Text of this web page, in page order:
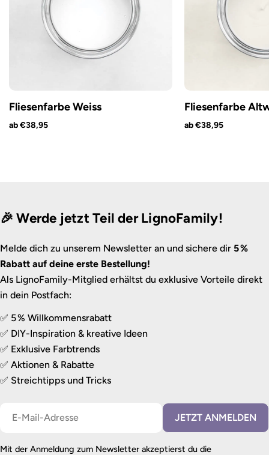
Fliesenfarbe Weiss
ab €38,95
Fliesenfarbe
ab €38,95
🎉 Werde jetzt Teil der LignoFamily!
Melde dich zu unserem Newsletter an und sichere dir 5 %
Rabatt auf deine erste Bestellung!
Als LignoFamily-Mitglied erhältst du exklusive Vorteile direkt
in dein Postfach:
✅ 5 % Willkommensrabatt
✅ DIY-Inspiration & kreative Ideen
✅ Exklusive Farbtrends
✅ Aktionen & Rabatte
✅ Streichtipps und Tricks
JETZT ANMELDEN
Mit der Anmeldung zum Newsletter akzeptierst du die